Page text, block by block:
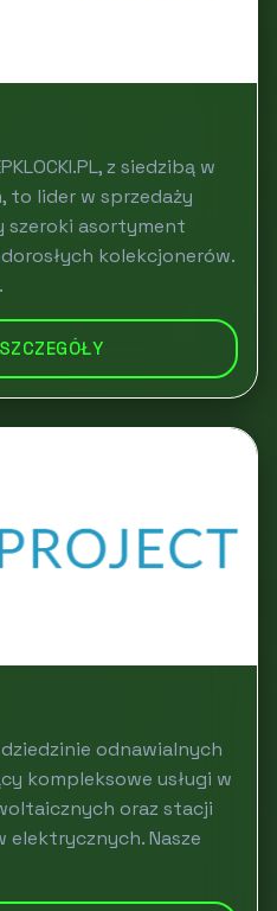
z siedzibą w
to lider w sprzedaży
szeroki asortyment
kolekcjonerów.
odnawialnych
kompleksowe usługi w
oraz stacji
elektrycznych. Nasze